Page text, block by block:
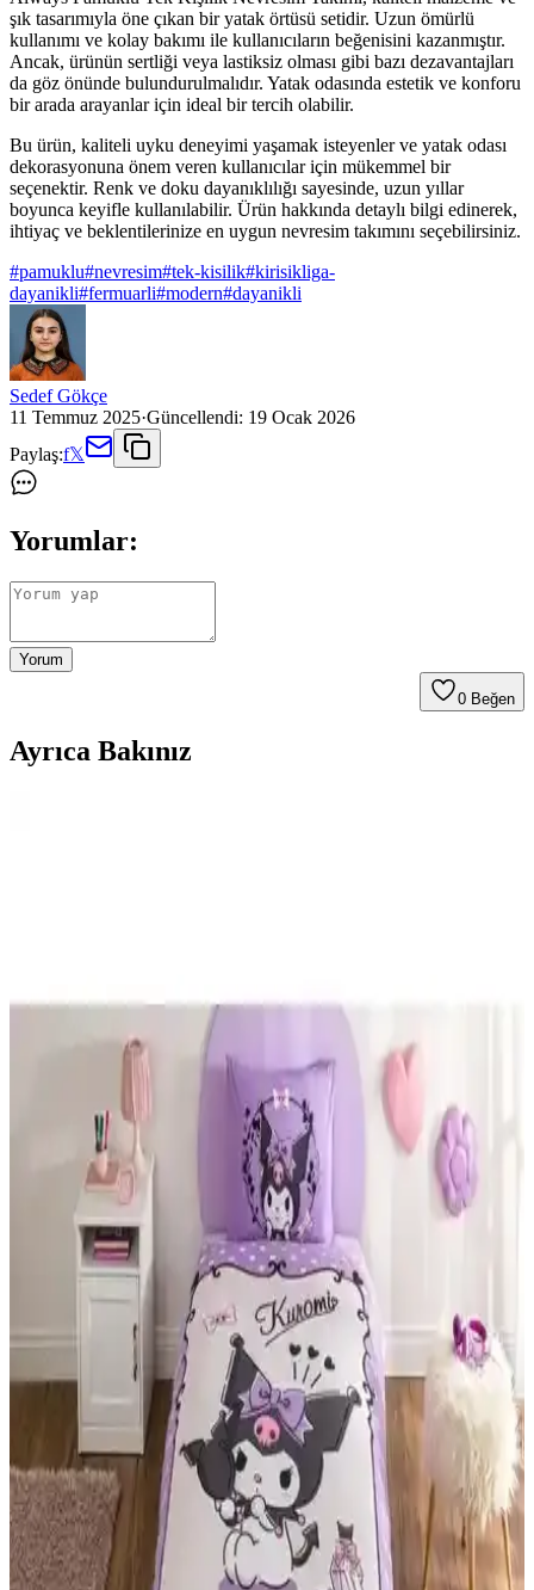
şık tasarımıyla öne çıkan bir yatak örtüsü setidir. Uzun ömürlü
kullanımı ve kolay bakımı ile kullanıcıların beğenisini kazanmıştır.
Ancak, ürünün sertliği veya lastiksiz olması gibi bazı dezavantajları
da göz önünde bulundurulmalıdır. Yatak odasında estetik ve konforu
bir arada arayanlar için ideal bir tercih olabilir.
Bu ürün, kaliteli uyku deneyimi yaşamak isteyenler ve yatak odası
dekorasyonuna önem veren kullanıcılar için mükemmel bir
seçenektir. Renk ve doku dayanıklılığı sayesinde, uzun yıllar
boyunca keyifle kullanılabilir. Ürün hakkında detaylı bilgi edinerek,
ihtiyaç ve beklentilerinize en uygun nevresim takımını seçebilirsiniz.
#pamuklu#nevresim#tek-kisilik#kirisikliga-
dayanikli#fermuarli#modern#dayanikli
Sedef Gökçe
11 Temmuz 2025·Güncellendi: 19 Ocak 2026
Paylaş:f𝕏
Yorumlar:
Yorum
0 Beğen
Ayrıca Bakınız
Emicilik ve Konfor Sunan Doğal Tasarım
Soley markasının %100 pamuklu kimono bornozu, yüksek emiciliği
ve şık tasarımıyla duş sonrası veya sabah rutininizde rahatlık sağlar,
uzun ömürlü ve sağlıklıdır.
Hera Textile Kapüşonlu Turkuaz Bornoz ile
Philippus Bukleli Genç Kapüşonlu Bornoz
Kıyaslama
Bu karşılaştırmada Hera Textile kapüşonlu pamuklu turkuaz bornoz
ile Philippus bukleli genç kapüşonlu bornoz arasındaki emicilik,
yumuşaklık, dayanıklılık ve bakım talimatları gibi temel özellikler
ele alınır; kapüşon ve beden uyumu günlük rahatlığı etkiler.
Tuncay Tekstil Buldan Işi Otantik Monika El
Dantelli Keten Perde Özellikleri ve Kullanım
Avantajları
Tuncay Tekstil'in el işçiliği ve doğal malzemeleriyle ürettiği bu
perde, güneş ışığını önler, kolay bakım sağlar ve ev dekorunuza
otantik bir şıklık katar.
İki farklı banyo bornozunun özellikleri ve
karşılaştırması